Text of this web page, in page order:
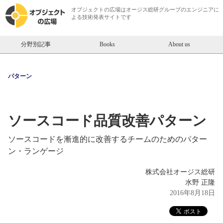
オブジェクトの広場はオージス総研グループのエンジニアに
よる技術発表サイトです
分野別記事 Books About us
パターン
ソースコード品質改善パターン
ソースコードを漸進的に改善するチームのためのパター
ン・ランゲージ
株式会社オージス総研
水野 正隆
2016年8月18日